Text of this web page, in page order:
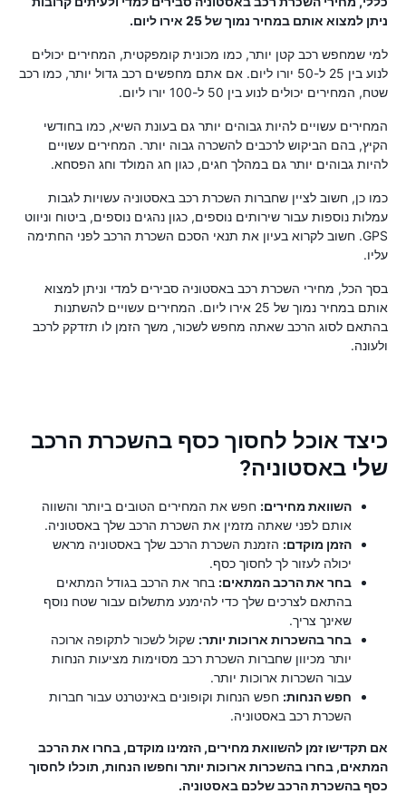
ניתן למצוא אותם במחיר נמוך של 25 אירו ליום.
למי שמחפש רכב קטן יותר, כמו מכונית קומפקטית, המחירים יכולים
לנוע בין 25 ל-50 יורו ליום. אם אתם מחפשים רכב גדול יותר, כמו רכב
שטח, המחירים יכולים לנוע בין 50 ל-100 יורו ליום.
המחירים עשויים להיות גבוהים יותר גם בעונת השיא, כמו בחודשי
הקיץ, בהם הביקוש לרכבים להשכרה גבוה יותר. המחירים עשויים
להיות גבוהים יותר גם במהלך חגים, כגון חג המולד וחג הפסחא.
כמו כן, חשוב לציין שחברות השכרת רכב באסטוניה עשויות לגבות
עמלות נוספות עבור שירותים נוספים, כגון נהגים נוספים, ביטוח וניווט
GPS. חשוב לקרוא בעיון את תנאי הסכם השכרת הרכב לפני החתימה
עליו.
בסך הכל, מחירי השכרת רכב באסטוניה סבירים למדי וניתן למצוא
אותם במחיר נמוך של 25 אירו ליום. המחירים עשויים להשתנות
בהתאם לסוג הרכב שאתה מחפש לשכור, משך הזמן לו תזדקק לרכב
ולעונה.
כיצד אוכל לחסוך כסף בהשכרת הרכב
שלי באסטוניה?
השוואת מחירים: חפש את המחירים הטובים ביותר והשווה
אותם לפני שאתה מזמין את השכרת הרכב שלך באסטוניה.
הזמן מוקדם: הזמנת השכרת הרכב שלך באסטוניה מראש
יכולה לעזור לך לחסוך כסף.
בחר את הרכב המתאים: בחר את הרכב בגודל המתאים
בהתאם לצרכים שלך כדי להימנע מתשלום עבור שטח נוסף
שאינך צריך.
בחר בהשכרות ארוכות יותר: שקול לשכור לתקופה ארוכה
יותר מכיוון שחברות השכרת רכב מסוימות מציעות הנחות
עבור השכרות ארוכות יותר.
חפש הנחות: חפש הנחות וקופונים באינטרנט עבור חברות
השכרת רכב באסטוניה.
אם תקדישו זמן להשוואת מחירים, הזמינו מוקדם, בחרו את הרכב
המתאים, בחרו בהשכרות ארוכות יותר וחפשו הנחות, תוכלו לחסוך
כסף בהשכרת הרכב שלכם באסטוניה.